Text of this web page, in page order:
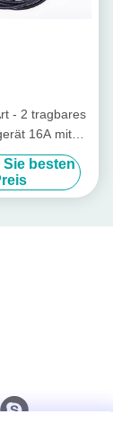
- 2 tragbares
16A mit
CEE Plug
besten